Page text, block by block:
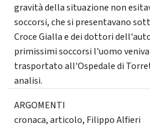
gravità della situazione non
soccorsi, che si presentavano
Croce Gialla e dei dottori
primissimi soccorsi l'uomo
trasportato all'Ospedale di
analisi.
ARGOMENTI
cronaca,articolo, Filippo Alfieri